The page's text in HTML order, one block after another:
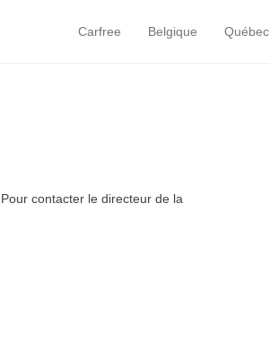
Primary Menu
Skip to content
Carfree Belgique Québec
. Pour contacter le directeur de la